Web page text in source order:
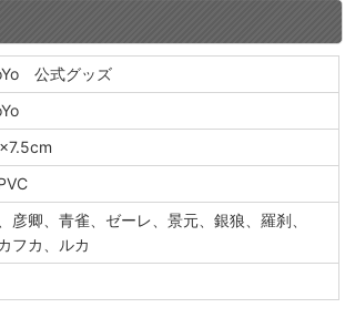
公式グッズ
彦卿、青雀、ゼーレ、景元、銀狼、羅刹、
フカ、ルカ